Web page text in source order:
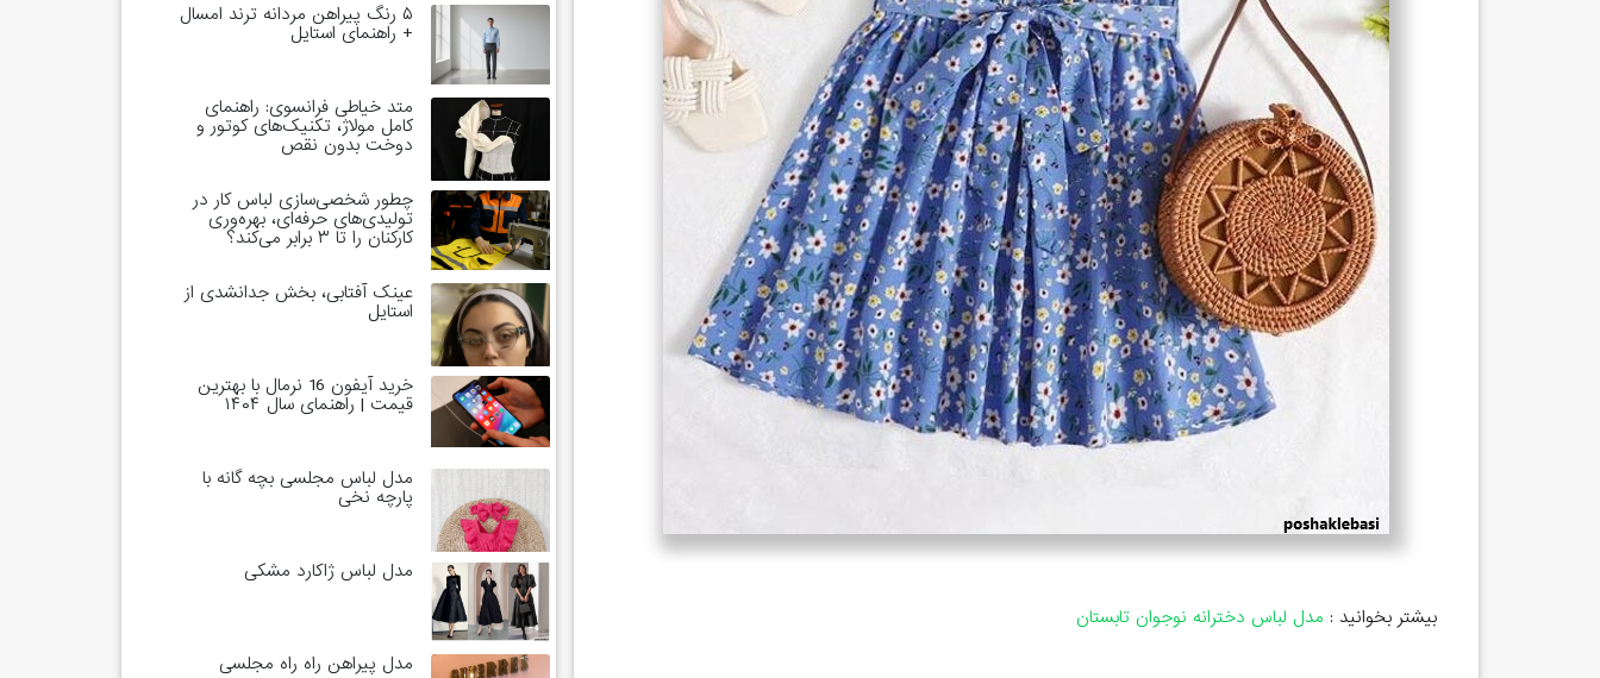
بیشتر بخوانید : مدل لباس دخترانه نوجوان تابستان
۵ رنگ پیراهن مردانه ترند امسال
+ راهنمای استایل
متد خیاطی فرانسوی: راهنمای
کامل مولاژ، تکنیک‌های کوتور و
دوخت بدون نقص
چطور شخصی‌سازی لباس کار در
تولیدی‌های حرفه‌ای، بهره‌وری
کارکنان را تا ۳ برابر می‌کند؟
عینک آفتابی، بخش جدانشدی از
استایل
خرید آیفون 16 نرمال با بهترین
قیمت | راهنمای سال ۱۴۰۴
مدل لباس مجلسی بچه گانه با
پارچه نخی
مدل لباس ژاکارد مشکی
مدل پیراهن راه راه مجلسی